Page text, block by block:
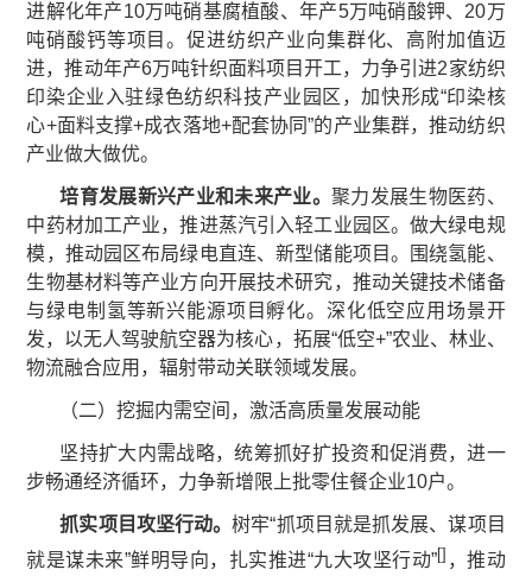
进解化年产10万吨硝基腐植酸、年产5万吨硝酸钾、20万
吨硝酸钙等项目。促进纺织产业向集群化、高附加值迈
进，推动年产6万吨针织面料项目开工，力争引进2家纺织
印染企业入驻绿色纺织科技产业园区，加快形成“印染核
心+面料支撑+成衣落地+配套协同”的产业集群，推动纺织
产业做大做优。
培育发展新兴产业和未来产业。 聚力发展生物医药、
中药材加工产业，推进蒸汽引入轻工业园区。做大绿电规
模，推动园区布局绿电直连、新型储能项目。围绕氢能、
生物基材料等产业方向开展技术研究，推动关键技术储备
与绿电制氢等新兴能源项目孵化。深化低空应用场景开
发，以无人驾驶航空器为核心，拓展“低空+”农业、林业、
物流融合应用，辐射带动关联领域发展。
（二）挖掘内需空间，激活高质量发展动能
坚持扩大内需战略，统筹抓好扩投资和促消费，进一
步畅通经济循环，力争新增限上批零住餐企业10户。
抓实项目攻坚行动。树牢“抓项目就是抓发展、谋项目
就是谋未来”鲜明导向，扎实推进“九大攻坚行动”[] ，推动